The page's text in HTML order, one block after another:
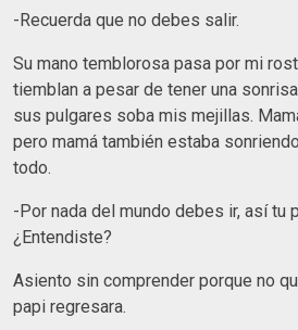
-Recuerda que no debes salir.
Su mano temblorosa pasa por mi
tiemblan a pesar de tener una
sus pulgares soba mis mejillas.
pero mamá también estaba
todo.
-Por nada del mundo debes ir, así tu
¿Entendiste?
Asiento sin comprender porque no
papi regresara.